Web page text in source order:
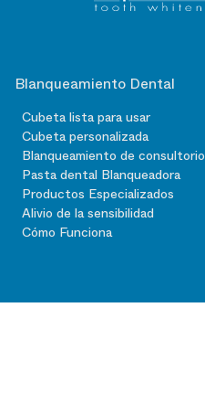
Blanqueamiento Dental
Cubeta lista para usar
Cubeta personalizada
Blanqueamiento de consultorio
Pasta dental Blanqueadora
Productos Especializados
Alivio de la sensibilidad
Cómo Funciona